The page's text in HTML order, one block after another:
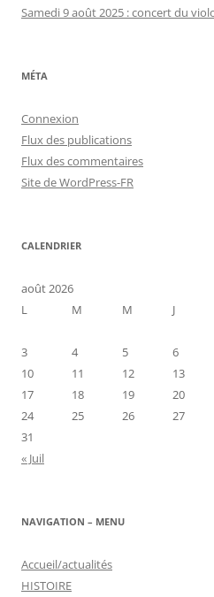
Samedi 9 août 2025 : concert du
MÉTA
Connexion
Flux des publications
Flux des commentaires
Site de WordPress-FR
CALENDRIER
août 2026
L
M M J
3
4 5 6
10
11 12 13
17
18 19 20
24
25 26 27
31
« Juil
NAVIGATION – MENU
Accueil/actualités
HISTOIRE